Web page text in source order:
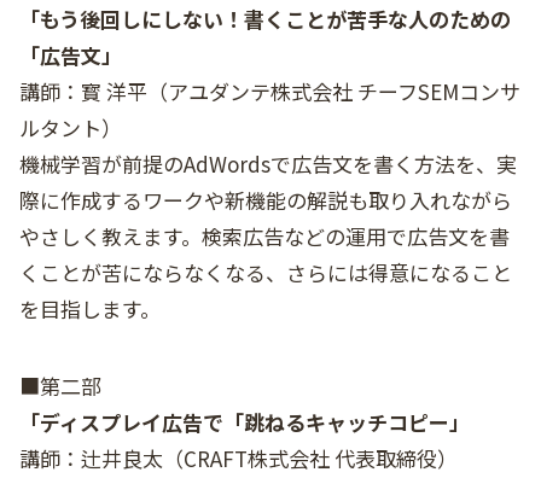
「もう後回しにしない！書くことが苦手な人のための
「広告文」
講師：寳 洋平（アユダンテ株式会社 チーフSEMコンサ
ルタント）
機械学習が前提のAdWordsで広告文を書く方法を、実
際に作成するワークや新機能の解説も取り入れながら
やさしく教えます。検索広告などの運用で広告文を書
くことが苦にならなくなる、さらには得意になること
を目指します。
■第二部
「ディスプレイ広告で「跳ねるキャッチコピー」
講師：辻井良太（CRAFT株式会社 代表取締役）